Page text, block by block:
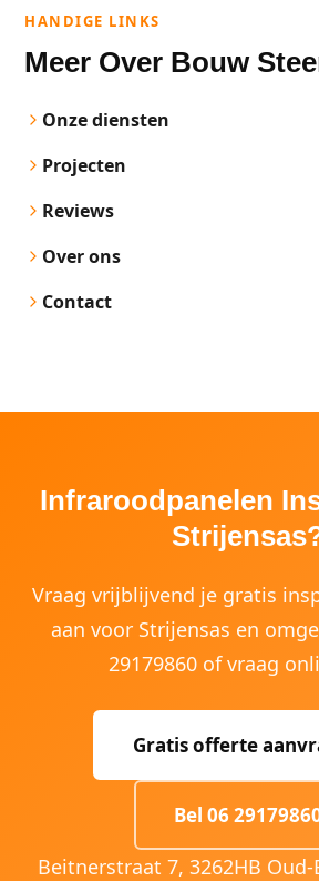
HANDIGE LINKS
Meer Over Bouw
Onze diensten
Projecten
Reviews
Over ons
Contact
Infraroodpanelen
Vraag vrijblijvend je gratis
aan voor Strijensas en
29179860 of vraag
Gratis offerte
Bel 06
Beitnerstraat 7, 3262HB